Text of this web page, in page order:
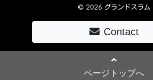
© 2026 グランドスラム
Contact
ページトップへ